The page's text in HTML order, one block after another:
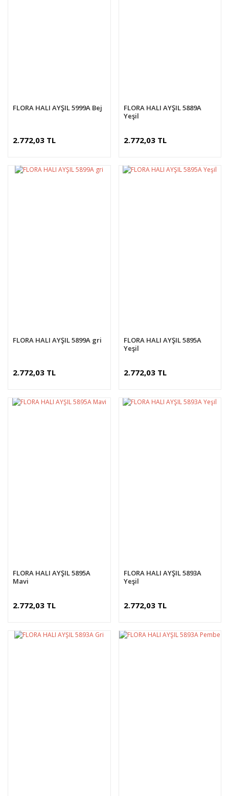
FLORA HALI AYŞIL 5999A Bej
2.772,03 TL
FLORA HALI AYŞIL 5889A
Yeşil
2.772,03 TL
FLORA HALI AYŞIL 5899A gri
2.772,03 TL
FLORA HALI AYŞIL 5895A
Yeşil
2.772,03 TL
FLORA HALI AYŞIL 5895A
Mavi
2.772,03 TL
FLORA HALI AYŞIL 5893A
Yeşil
2.772,03 TL